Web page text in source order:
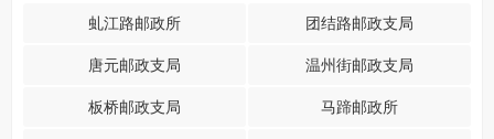
虬江路邮政所 团结路邮政支局
唐元邮政支局 温州街邮政支局
板桥邮政支局 马蹄邮政所